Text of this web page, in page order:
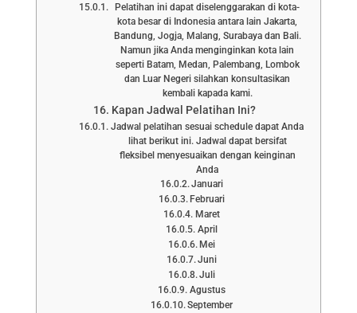
Pelatihan ini dapat diselenggarakan di kota-
kota besar di Indonesia antara lain Jakarta,
Bandung, Jogja, Malang, Surabaya dan Bali.
Namun jika Anda menginginkan kota lain
seperti Batam, Medan, Palembang, Lombok
dan Luar Negeri silahkan konsultasikan
kembali kapada kami.
Kapan Jadwal Pelatihan Ini?
Jadwal pelatihan sesuai schedule dapat Anda
lihat berikut ini. Jadwal dapat bersifat
fleksibel menyesuaikan dengan keinginan
Anda
Januari
Februari
Maret
April
Mei
Juni
Juli
Agustus
September